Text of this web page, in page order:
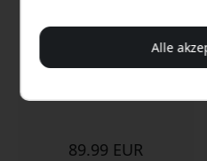
ALOGIC Elite 360
drehbarer Laptopständer
mit 360-Grad-Drehbasis
89.99 EUR
Alle